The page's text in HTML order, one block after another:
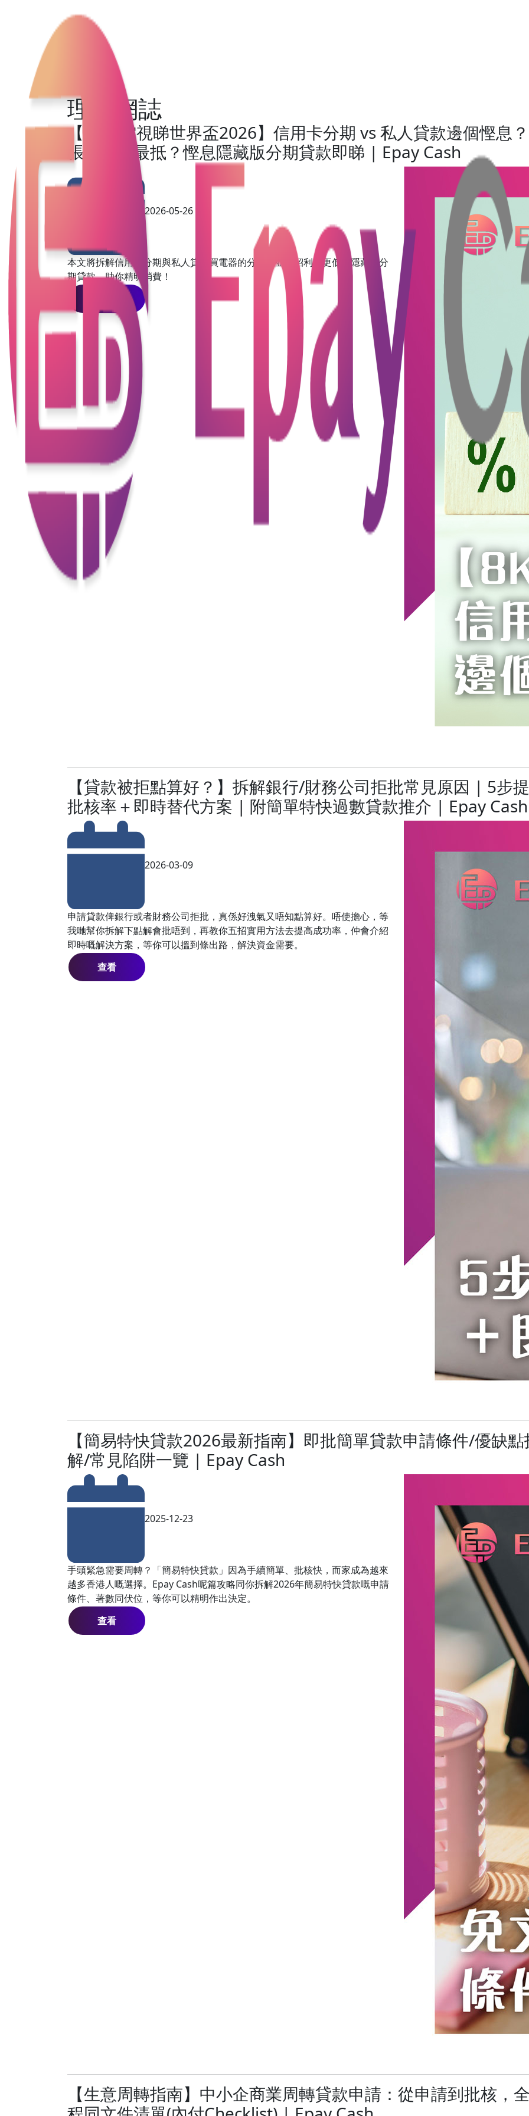
理財網誌
【買8K電視睇世界盃2026】信用卡分期 vs 私人貸款邊個慳息
張信用卡最抵？慳息隱藏版分期貸款即睇 | Epay Cash
2026-05-26
本文將拆解信用卡分期與私人貸款買電器的分別，並介紹利息更低的隱藏版分
期貸款，助你精明消費！
【貸款被拒點算好？】拆解銀行/財務公司拒批常見原因 | 5步
批核率＋即時替代方案 | 附簡單特快過數貸款推介 | Epay Cash
2026-03-09
申請貸款俾銀行或者財務公司拒批，真係好洩氣又唔知點算好。唔使擔心，等
我哋幫你拆解下點解會批唔到，再教你五招實用方法去提高成功率，仲會介紹
即時嘅解決方案，等你可以搵到條出路，解決資金需要。
查看
【簡易特快貸款2026最新指南】即批簡單貸款申請條件/優缺點
解/常見陷阱一覽 | Epay Cash
2025-12-23
手頭緊急需要周轉？「簡易特快貸款」因為手續簡單、批核快，而家成為越來
越多香港人嘅選擇。Epay Cash呢篇攻略同你拆解2026年簡易特快貸款嘅申請
條件、著數同伏位，等你可以精明作出決定。
查看
【生意周轉指南】中小企商業周轉貸款申請：從申請到批核，